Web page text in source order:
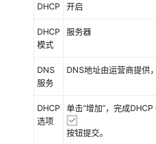
并
加
置
DHCP 开启
DHCP
模式
服务器
DNS
服务
DNS地址由运营商提供
DHCP
选项
单击“增加”，完成
按钮提交。